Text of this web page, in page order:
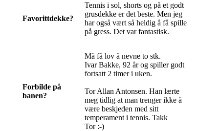
Favorittdekke?
Tennis i sol, shorts og på et godt
grusdekke er det beste. Men jeg
har også vært så heldig å få spille
på gress. Det var fantastisk.
Forbilde på
banen?
Må få lov å nevne to stk.
Ivar Bakke, 92 år og spiller godt
fortsatt 2 timer i uken.
Tor Allan Antonsen. Han lærte
meg tidlig at man trenger ikke å
være beskjeden med sitt
temperament i tennis. Takk
Tor :-)